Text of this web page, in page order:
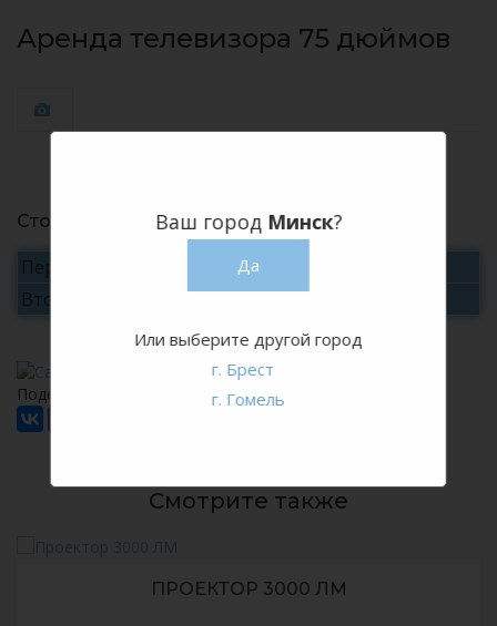
Аренда телевизора 75 дюймов
Стоимость аренды
Первые сутки
300 руб./сутки
Вторые и последующие
уточняйте
Поделитесь с друзьями или коллегами:
Смотрите также
ПРОЕКТОР 3000 ЛМ
Ваш город Минск?
Да
Или выберите другой город
г. Брест
г. Гомель